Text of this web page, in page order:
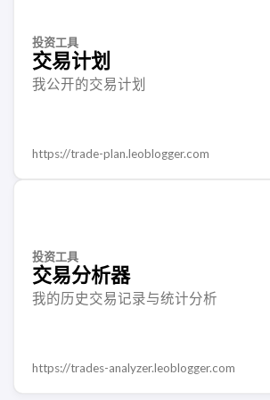
投资工具
交易计划
我公开的交易计划
https://trade-plan.leoblogger.com
投资工具
交易分析器
我的历史交易记录与统计分析
https://trades-analyzer.leoblogger.com